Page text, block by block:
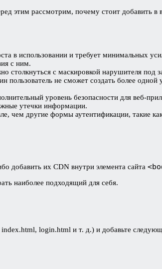
этим рассмотрим, почему стоит добавить
в использовании и требует минимальных
с ним.
столкнуться с маскировкой нарушителя под
пользователь не сможет создать более
уровень безопасности для веб-
утечки информации.
чем другие формы аутентификации, такие
добавить их CDN внутри элемента сайта
наиболее подходящий для себя.
login.html и т. д.) и добавьте